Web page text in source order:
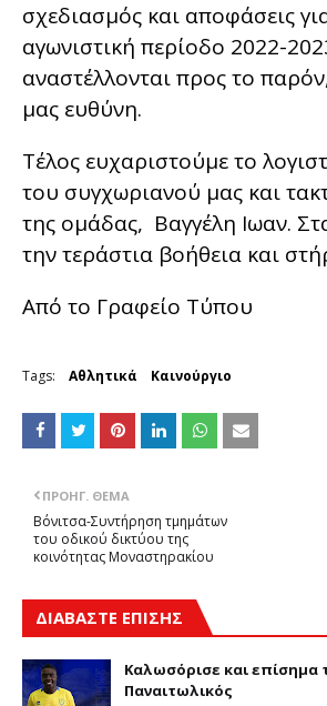
σχεδιασμός και αποφάσεις
αγωνιστική περίοδο 2022-
αναστέλλονται προς το
μας ευθύνη.
Τέλος ευχαριστούμε το
του συγχωριανού μας και
της ομάδας, Βαγγέλη Ιωαν.
την τεράστια βοήθεια και
Από το Γραφείο Τύπου
Tags: Αθλητικά Καινούργιο
ΠΡΟΗΓ. ΘΈΜΑ
Βόνιτσα-Συντήρηση τμημάτων
του οδικού δικτύου της
κοινότητας Μοναστηρακίου
ΔΙΑΒΑΣΤΕ ΕΠΙΣΗΣ
Καλωσόρισε και επίσημα
Παναιτωλικός